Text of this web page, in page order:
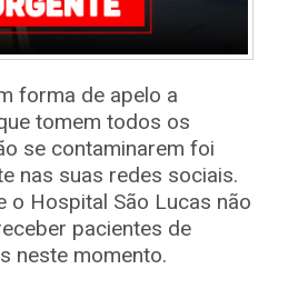
forma de apelo a
tomem todos os
se contaminarem foi
nas suas redes sociais.
o Hospital São Lucas não
pacientes de
neste momento.